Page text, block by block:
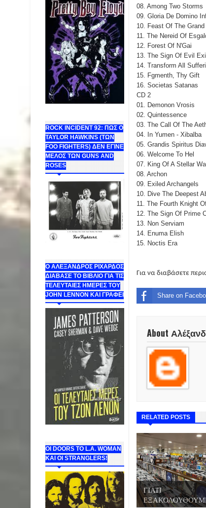
ROCK INCIDENT 92: ΠΩΣ Ο
TAYLOR HAWKINS (ΤΩΝ
FOO FIGHTERS) ΔΕΝ ΕΓΙΝΕ
ΜΕΛΟΣ ΤΩΝ GUNS AND
ROSES
Ο ΑΛΕΞΑΝΔΡΟΣ ΡΙΧΑΡΔΟΣ
ΔΙΑΒΑΣΕ ΤΟ ΒΙΒΛΙΟ ΓΙΑ ΤΙΣ
ΤΕΛΕΥΤΑΙΕΣ ΗΜΕΡΕΣ ΤΟΥ
JOHN LENNON ΚΑΙ ΓΡΑΦΕΙ
ΟΙ DOORS ΤΟ L.A. WOMAN
KAI OI STRANGLERS!
08. Among Two Storms
09. Gloria De Domino
10. Feast Of The Grand
11. The Nereid Of
12. Forest Of N'Gai
13. The Sign Of Evil
14. Transform All
15. Fgmenth, Thy Gift
16. Societas Satanas
CD 2
01. Demonon Vrosis
02. Quintessence
03. The Call Of The
04. In Yumen - Xibalba
05. Grandis Spiritus
06. Welcome To Hel
07. King Of A Stellar
08. Archon
09. Exiled Archangels
10. Dive The Deepest
11. The Fourth Knight
12. The Sign Of Prime
13. Non Serviam
14. Enuma Elish
15. Noctis Era
Για να διαβάσετε
Share on
About
RELATED POSTS
ΓΙΑΤΙ